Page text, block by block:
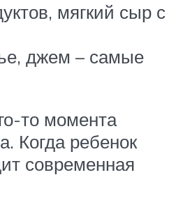
мягкий сыр с
джем – самые
то момента
Когда ребенок
современная